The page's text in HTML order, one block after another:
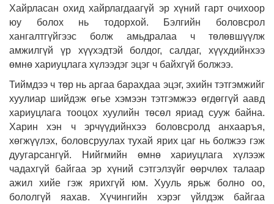
Хайрласан охид хайрлагдаагүй эр хүний гарт очихоор
юу болох нь тодорхой. Бэлгийн боловсрол
хангалтгүйгээс болж амьдралаа ч төлөвшүүлж
амжилгүй үр хүүхэдтэй болдог, салдаг, хүүхдийнхээ
өмнө хариуцлага хүлээдэг эцэг ч байхгүй болжээ.
Тиймдээ ч төр нь аргаа барахдаа эцэг, эхийн тэтгэмжийг
хуулиар шийдэж өгье хэмээн тэтгэмжээ өгдөггүй аавд
хариуцлага тооцох хуулийн төсөл яриад сууж байна.
Харин хэн ч эрчүүдийнхээ боловсролд анхааръя,
хөгжүүлэх, боловсруулах тухай ярих цаг нь болжээ гэж
дуугарсангүй. Нийгмийн өмнө хариуцлага хүлээж
чадахгүй байгаа эр хүний сэтгэлзүйг өөрчлөх талаар
ажил хийе гэж ярихгүй юм. Хууль ярьж болно оо,
бололгүй яахав. Хүчингийн хэрэг үйлдэж байгаа